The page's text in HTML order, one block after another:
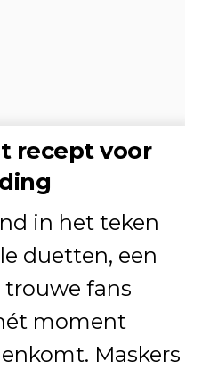
recept voor
in het teken
duetten, een
fans
moment
Maskers